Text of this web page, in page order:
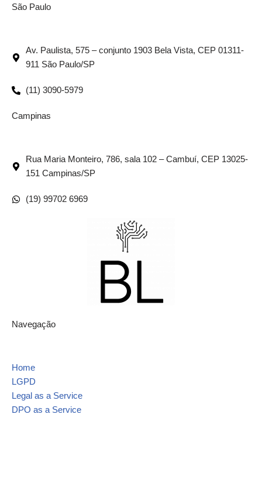
São Paulo
Av. Paulista, 575 – conjunto 1903 Bela Vista, CEP 01311-
911 São Paulo/SP
(11) 3090-5979
Campinas
Rua Maria Monteiro, 786, sala 102 – Cambuí, CEP 13025-
151 Campinas/SP
(19) 99702 6969
Navegação
Home
LGPD
Legal as a Service
DPO as a Service